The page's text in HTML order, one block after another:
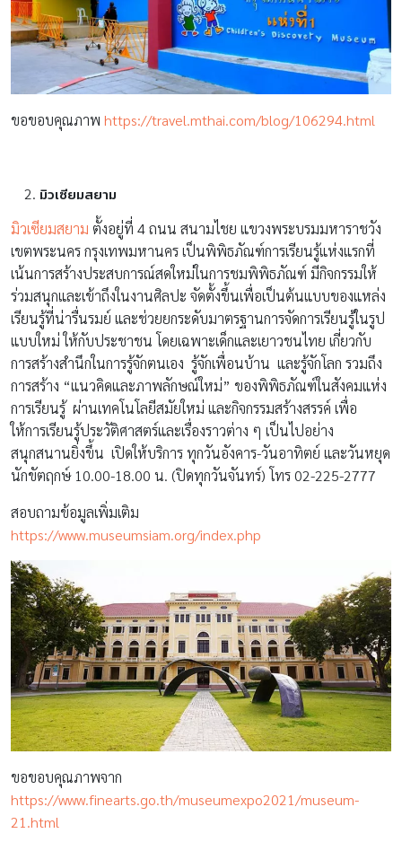
ขอขอบคุณภาพ https://travel.mthai.com/blog/106294.html
มิวเซียมสยาม
มิวเซียมสยาม ตั้งอยู่ที่ 4 ถนน สนามไชย แขวงพระบรมมหาราชวัง
เขตพระนคร กรุงเทพมหานคร เป็นพิพิธภัณฑ์การเรียนรู้แห่งแรกที่
เน้นการสร้างประสบการณ์สดใหม่ในการชมพิพิธภัณฑ์ มีกิจกรรมให้
ร่วมสนุกและเข้าถึงในงานศิลปะ จัดตั้งขึ้นเพื่อเป็นต้นแบบของแหล่ง
เรียนรู้ที่น่ารื่นรมย์ และช่วยยกระดับมาตรฐานการจัดการเรียนรู้ในรูป
แบบใหม่ ให้กับประชาชน โดยเฉพาะเด็กและเยาวชนไทย เกี่ยวกับ
การสร้างสำนึกในการรู้จักตนเอง รู้จักเพื่อนบ้าน และรู้จักโลก รวมถึง
การสร้าง “แนวคิดและภาพลักษณ์ใหม่” ของพิพิธภัณฑ์ในสังคมแห่ง
การเรียนรู้ ผ่านเทคโนโลยีสมัยใหม่ และกิจกรรมสร้างสรรค์ เพื่อ
ให้การเรียนรู้ประวัติศาสตร์และเรื่องราวต่าง ๆ เป็นไปอย่าง
สนุกสนานยิ่งขึ้น เปิดให้บริการ ทุกวันอังคาร-วันอาทิตย์ และวันหยุด
นักขัตฤกษ์ 10.00-18.00 น. (ปิดทุกวันจันทร์) โทร 02-225-2777
สอบถามข้อมูลเพิ่มเติม
https://www.museumsiam.org/index.php
ขอขอบคุณภาพจาก
https://www.finearts.go.th/museumexpo2021/museum-
21.html